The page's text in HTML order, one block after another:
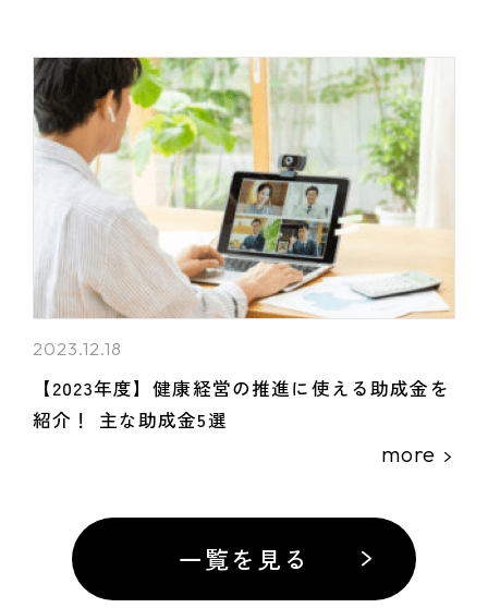
2023.12.18
【2023年度】健康経営の推進に使える助成金を
紹介！ 主な助成金5選
more
一覧を見る